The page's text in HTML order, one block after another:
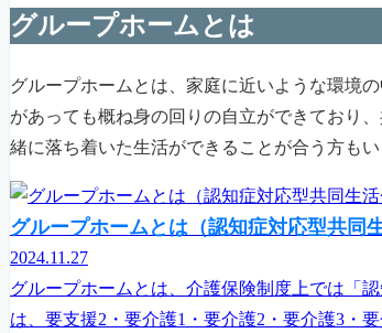
グループホームとは
グループホームとは、家庭に近いような環境
があっても概ね身の回りの自立ができており
緒に落ち着いた生活ができることが合う方も
グループホームとは（認知症対応型共同
2024.11.27
グループホームとは、介護保険制度上では「
は、要支援2・要介護1・要介護2・要介護3・